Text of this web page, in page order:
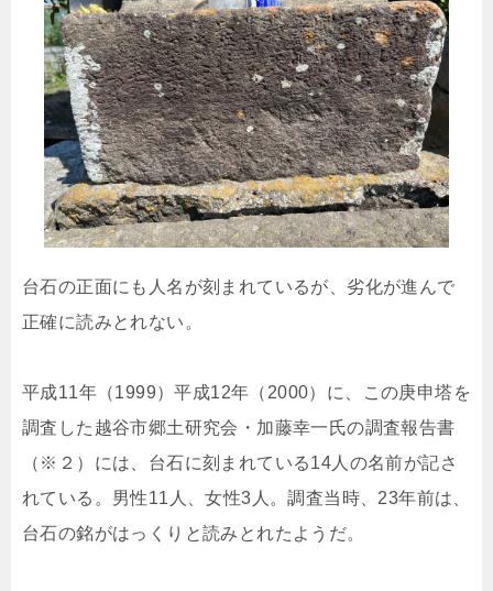
台石の正面にも人名が刻まれているが、劣化が進んで
正確に読みとれない。
平成11年（1999）平成12年（2000）に、この庚申塔を
調査した越谷市郷土研究会・加藤幸一氏の調査報告書
（※２）には、台石に刻まれている14人の名前が記さ
れている。男性11人、女性3人。調査当時、23年前は、
台石の銘がはっくりと読みとれたようだ。